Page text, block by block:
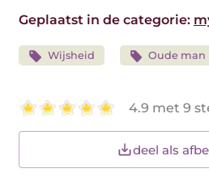
Geplaatst in de categorie:
Wijsheid Oude man
4.9 met 9
deel als